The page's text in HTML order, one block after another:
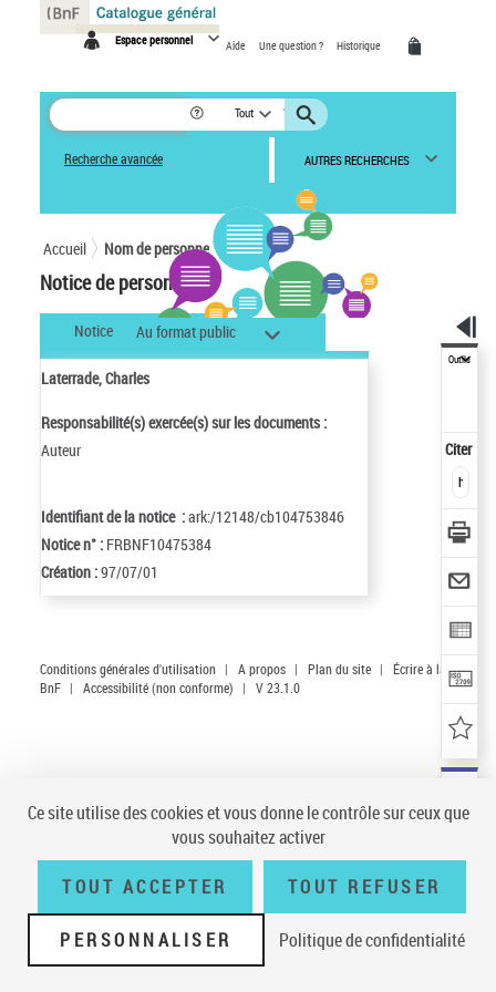
Espace personnel Aide Une question ? Historique
Tout
Recherche avancée AUTRES RECHERCHES
Accueil Nom de personne
Notice de personne
Notice Au format public
Laterrade, Charles
Responsabilité(s) exercée(s) sur les documents :
Auteur
Identifiant de la notice :ark:/12148/cb104753846
Notice n° : FRBNF10475384
Création :97/07/01
Outils
Citer
Conditions générales d'utilisation | A propos | Plan du site |
Écrire à la
BnF | Accessibilité (non conforme) | V 23.1.0
Panneau de gestion des cookies
Ce site utilise des cookies et vous donne le contrôle sur ceux que
vous souhaitez activer
TOUT ACCEPTER TOUT REFUSER
PERSONNALISER Politique de confidentialité